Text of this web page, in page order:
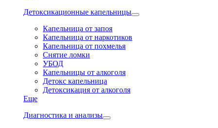
Детоксикационные капельницы
Капельница от запоя
Капельница от наркотиков
Капельница от похмелья
Снятие ломки
УБОД
Капельницы от алкоголя
Детокс капельница
Детоксикация от алкоголя
Еще
Диагностика и анализы